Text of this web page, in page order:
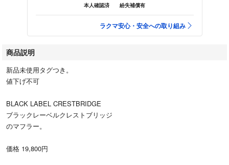
本人確認済 紛失補償有
ラクマ安心・安全への取り組み
商品説明
新品未使用タグつき。
値下げ不可
BLACK LABEL CRESTBRIDGE
ブラックレーベルクレストブリッジ
のマフラー。
価格 19,800円